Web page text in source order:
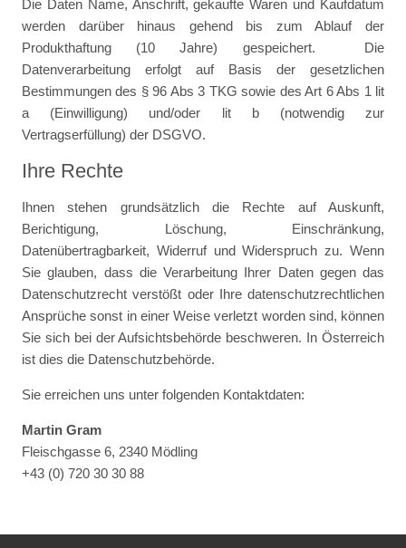
Die Daten Name, Anschrift, gekaufte Waren und Kaufdatum
werden darüber hinaus gehend bis zum Ablauf der
Produkthaftung (10 Jahre) gespeichert. Die
Datenverarbeitung erfolgt auf Basis der gesetzlichen
Bestimmungen des § 96 Abs 3 TKG sowie des Art 6 Abs 1 lit
a (Einwilligung) und/oder lit b (notwendig zur
Vertragserfüllung) der DSGVO.
Ihre Rechte
Ihnen stehen grundsätzlich die Rechte auf Auskunft,
Berichtigung, Löschung, Einschränkung,
Datenübertragbarkeit, Widerruf und Widerspruch zu. Wenn
Sie glauben, dass die Verarbeitung Ihrer Daten gegen das
Datenschutzrecht verstößt oder Ihre datenschutzrechtlichen
Ansprüche sonst in einer Weise verletzt worden sind, können
Sie sich bei der Aufsichtsbehörde beschweren. In Österreich
ist dies die Datenschutzbehörde.
Sie erreichen uns unter folgenden Kontaktdaten:
Martin Gram
Fleischgasse 6, 2340 Mödling
+43 (0) 720 30 30 88